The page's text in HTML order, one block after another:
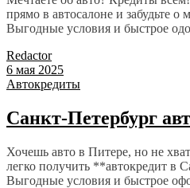
прямо в автосалоне и забудьте о
Выгодные условия и быстрое
Redactor
6 мая 2025
Автокредиты
Санкт-Петербург
Хочешь авто в Питере, но не
легко получить **автокредит в
Выгодные условия и быстрое